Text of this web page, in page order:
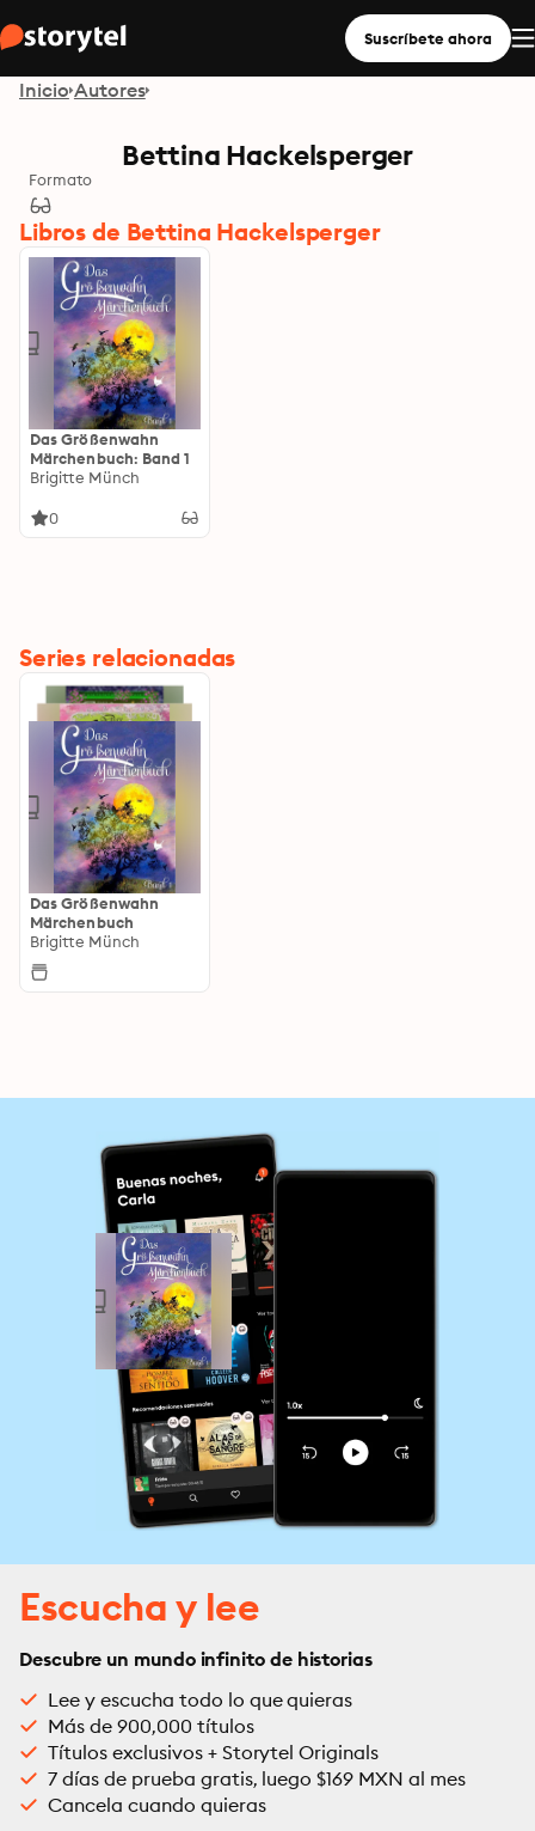
Suscríbete ahora
Inicio Autores
Bettina Hackelsperger
Formato
Libros de Bettina Hackelsperger
Das Größenwahn
Märchenbuch: Band 1
Brigitte Münch
0
Series relacionadas
Das Größenwahn
Märchenbuch
Brigitte Münch
Escucha y lee
Descubre un mundo infinito de historias
Lee y escucha todo lo que quieras
Más de 900,000 títulos
Títulos exclusivos + Storytel Originals
7 días de prueba gratis, luego $169 MXN al mes
Cancela cuando quieras